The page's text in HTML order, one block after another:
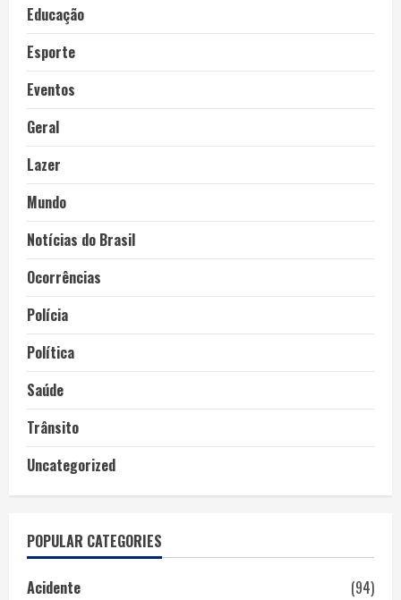
Educação
Esporte
Eventos
Geral
Lazer
Mundo
Notícias do Brasil
Ocorrências
Polícia
Política
Saúde
Trânsito
Uncategorized
POPULAR CATEGORIES
Acidente
(94)